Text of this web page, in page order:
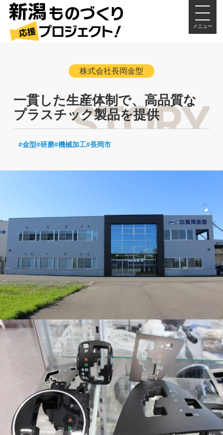
メニュー
株式会社長岡金型
一貫した生産体制で、高品質な
プラスチック製品を提供
金型 研磨 機械加工 長岡市